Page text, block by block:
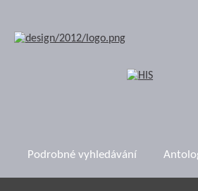
Podrobné vyhledávání